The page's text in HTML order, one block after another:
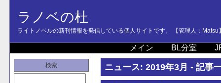
ラノベの杜
ライトノベルの新刊情報を発信している個人サイトです。 【管理人：Matsu
メイン BL分室
検索 ニュース: 2019年3月 - 記事